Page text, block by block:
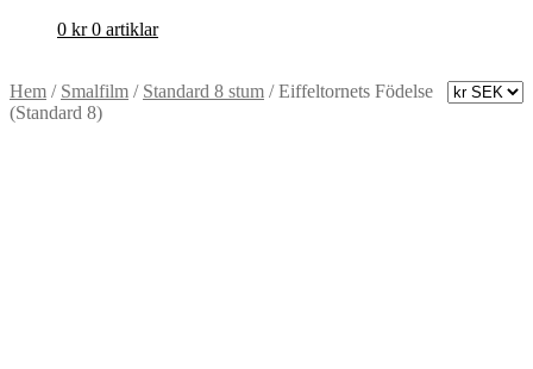
0 kr 0 artiklar
Hem / Smalfilm / Standard 8 stum /Eiffeltornets Födelse
(Standard 8)